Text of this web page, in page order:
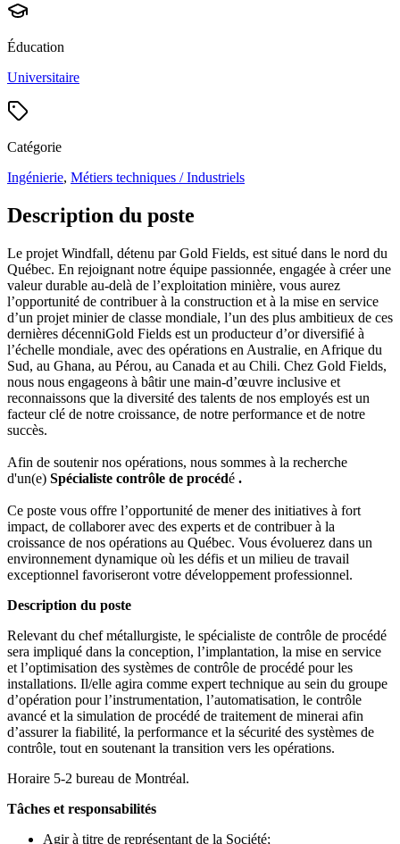
Éducation
Universitaire
Catégorie
Ingénierie, Métiers techniques / Industriels
Description du poste
Le projet Windfall, détenu par Gold Fields, est situé dans le nord du
Québec. En rejoignant notre équipe passionnée, engagée à créer une
valeur durable au-delà de l’exploitation minière, vous aurez
l’opportunité de contribuer à la construction et à la mise en service
d’un projet minier de classe mondiale, l’un des plus ambitieux de ces
dernières décenniGold Fields est un producteur d’or diversifié à
l’échelle mondiale, avec des opérations en Australie, en Afrique du
Sud, au Ghana, au Pérou, au Canada et au Chili. Chez Gold Fields,
nous nous engageons à bâtir une main-d’œuvre inclusive et
reconnaissons que la diversité des talents de nos employés est un
facteur clé de notre croissance, de notre performance et de notre
succès.
Afin de soutenir nos opérations, nous sommes à la recherche
d'un(e) Spécialiste contrôle de procédé .
Ce poste vous offre l’opportunité de mener des initiatives à fort
impact, de collaborer avec des experts et de contribuer à la
croissance de nos opérations au Québec. Vous évoluerez dans un
environnement dynamique où les défis et un milieu de travail
exceptionnel favoriseront votre développement professionnel.
Description du poste
Relevant du chef métallurgiste, le spécialiste de contrôle de procédé
sera impliqué dans la conception, l’implantation, la mise en service
et l’optimisation des systèmes de contrôle de procédé pour les
installations. Il/elle agira comme expert technique au sein du groupe
d’opération pour l’instrumentation, l’automatisation, le contrôle
avancé et la simulation de procédé de traitement de minerai afin
d’assurer la fiabilité, la performance et la sécurité des systèmes de
contrôle, tout en soutenant la transition vers les opérations.
Horaire 5-2 bureau de Montréal.
Tâches et responsabilités
Agir à titre de représentant de la Société;